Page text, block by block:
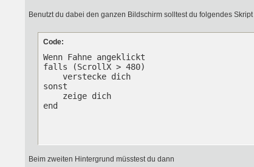
Benutzt du dabei den ganzen Bildschirm solltest du folgendes
Code:
Wenn Fahne angeklickt
falls (ScrollX > 480)
    verstecke dich
sonst
    zeige dich
end
Beim zweiten Hintergrund müsstest du dann